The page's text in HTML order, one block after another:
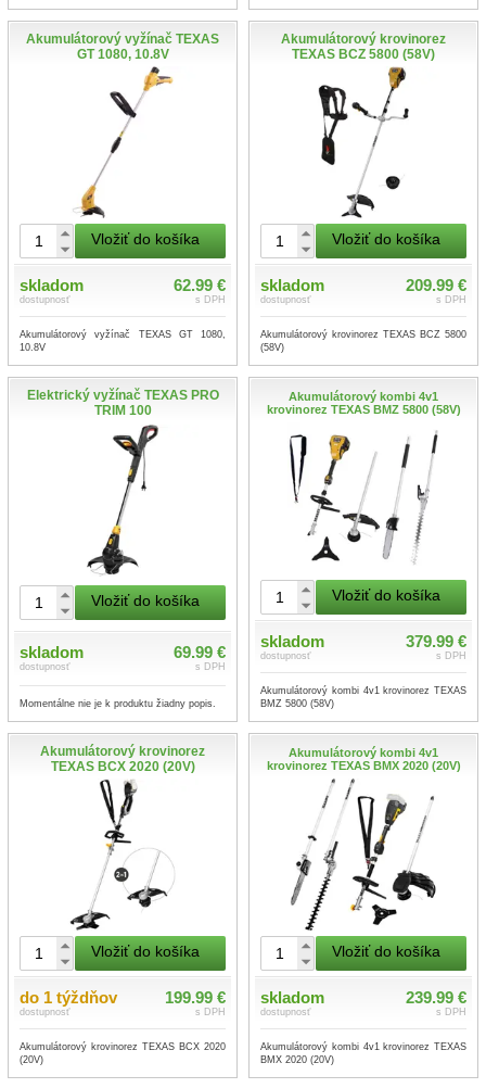
Akumulátorový vyžínač TEXAS
GT 1080, 10.8V
Vložiť do košíka
skladom
dostupnosť
62.99 €
s DPH
Akumulátorový vyžínač TEXAS GT 1080,
10.8V
Akumulátorový krovinorez
TEXAS BCZ 5800 (58V)
Vložiť do košíka
skladom
dostupnosť
209.99 €
s DPH
Akumulátorový krovinorez TEXAS BCZ 5800
(58V)
Elektrický vyžínač TEXAS PRO
TRIM 100
Vložiť do košíka
skladom
dostupnosť
69.99 €
s DPH
Momentálne nie je k produktu žiadny popis.
Akumulátorový kombi 4v1
krovinorez TEXAS BMZ 5800 (58V)
Vložiť do košíka
skladom
dostupnosť
379.99 €
s DPH
Akumulátorový kombi 4v1 krovinorez TEXAS
BMZ 5800 (58V)
Akumulátorový krovinorez
TEXAS BCX 2020 (20V)
Vložiť do košíka
do 1 týždňov
dostupnosť
199.99 €
s DPH
Akumulátorový krovinorez TEXAS BCX 2020
(20V)
Akumulátorový kombi 4v1
krovinorez TEXAS BMX 2020 (20V)
Vložiť do košíka
skladom
dostupnosť
239.99 €
s DPH
Akumulátorový kombi 4v1 krovinorez TEXAS
BMX 2020 (20V)